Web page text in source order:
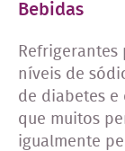
Bebidas
Refrigerantes
níveis de
de diabetes e
que muitos
igualmente